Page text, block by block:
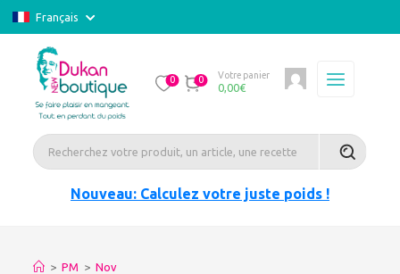
Français
0 0 Votre panier
0,00€
Nouveau: Calculez votre juste poids !
> PM > Nov